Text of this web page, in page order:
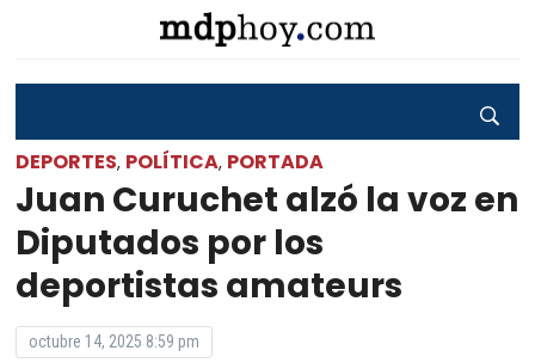
DEPORTES, POLÍTICA, PORTADA
Juan Curuchet alzó la voz en
Diputados por los
deportistas amateurs
octubre 14, 2025 8:59 pm